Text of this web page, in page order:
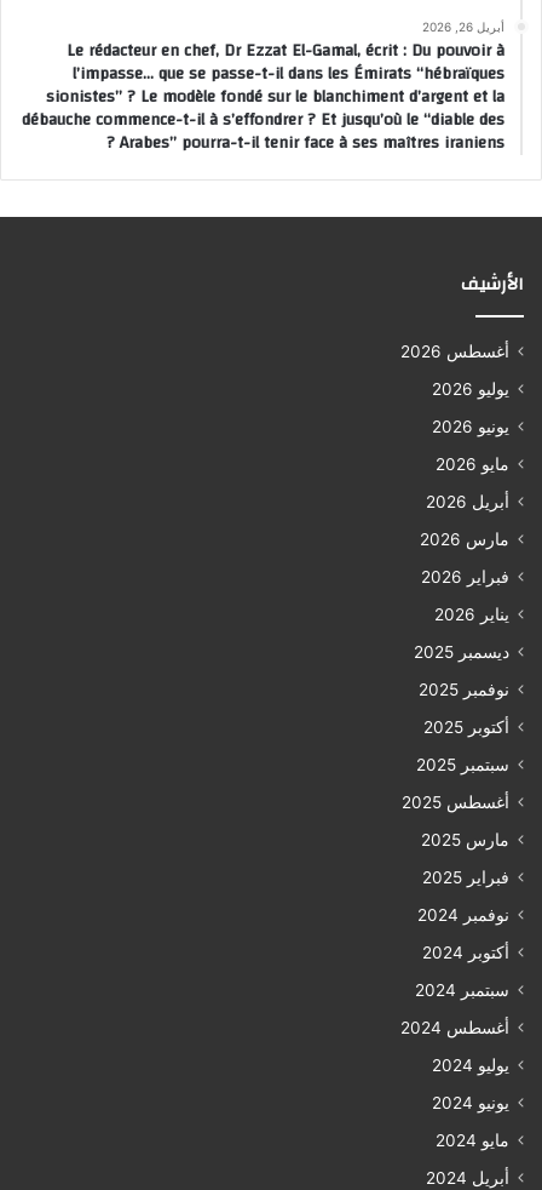
أبريل 26, 2026
Le rédacteur en chef, Dr Ezzat El-Gamal, écrit : Du pouvoir à
l’impasse… que se passe-t-il dans les Émirats “hébraïques
sionistes” ? Le modèle fondé sur le blanchiment d’argent et la
débauche commence-t-il à s’effondrer ? Et jusqu’où le “diable des
Arabes” pourra-t-il tenir face à ses maîtres iraniens ?
الأرشيف
أغسطس 2026
يوليو 2026
يونيو 2026
مايو 2026
أبريل 2026
مارس 2026
فبراير 2026
يناير 2026
ديسمبر 2025
نوفمبر 2025
أكتوبر 2025
سبتمبر 2025
أغسطس 2025
مارس 2025
فبراير 2025
نوفمبر 2024
أكتوبر 2024
سبتمبر 2024
أغسطس 2024
يوليو 2024
يونيو 2024
مايو 2024
أبريل 2024